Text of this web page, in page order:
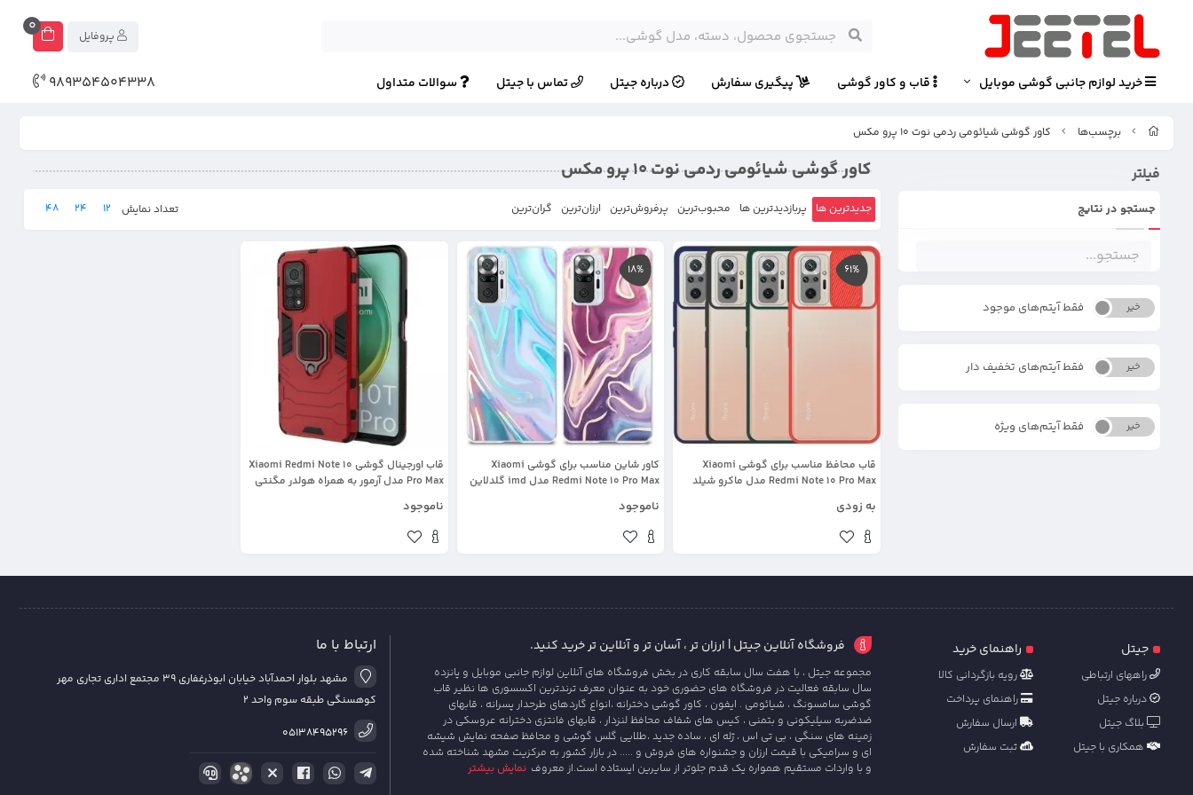
0
خرید لوازم جانبی گوشی موبایل قاب و کاور گوشی پیگیری سفارش درباره جیتل تماس با جیتل سوالات متداول 989354504338
برچسب‌ها کاور گوشی شیائومی ردمی نوت 10 پرو مکس
فیلتر
جستجو در نتایج
بله خیر فقط آیتم‌های موجود
بله خیر فقط آیتم‌های تخفیف دار
بله خیر فقط آیتم‌های ویژه
کاور گوشی شیائومی ردمی نوت 10 پرو مکس
جدیدترین ها پربازدیدترین ها محبوب‌‌ترین پرفروش‌ترین ارزان‌ترین گران‌ترین تعداد نمایش 12
24
48
61%
قاب محافظ مناسب برای گوشی Xiaomi
Redmi Note 10 Pro Max مدل ماکرو شیلد
به زودی
18%
کاور شاین مناسب برای گوشی Xiaomi
Redmi Note 10 Pro Max مدل imd گلدلاین
ناموجود
قاب اورجینال گوشی Xiaomi Redmi Note 10
Pro Max مدل آرمور به همراه هولدر مگنتی
ناموجود
جیتل
راههای ارتباطی
درباره جیتل
بلاگ جیتل
همکاری با جیتل
راهنمای خرید
رویه بازگردانی کالا
راهنمای پرداخت
ارسال سفارش
ثبت سفارش
فروشگاه آنلاین جیتل | ارزان تر ، آسان تر و آنلاین تر خرید کنید.
مجموعه جیتل ، با هفت سال سابقه کاری در بخش فروشگاه های آنلاین لوازم جانبی موبایل و پانزده
سال سابقه فعالیت در فروشگاه های حضوری خود به عنوان معرف ترندترین اکسسوری ها نظیر قاب
گوشی سامسونگ ، شیائومی . ایفون ، کاور گوشی دخترانه ،انواع گاردهای طرحدار پسرانه ، قابهای
ضدضربه سیلیکونی و بتمنی ، کیس های شفاف محافظ لنزدار ، قابهای فانتزی دخترانه عروسکی در
زمینه های سنگی ، بی تی اس ، ژله ای ، ساده جدید ،طلایی گلس گوشی و محافظ صفحه نمایش شیشه
ای و سرامیکی با قیمت ارزان و جشنواره های فروش و ..... در بازار کشور به مرکزیت مشهد شناخته شده
و با واردات مستقیم همواره یک قدم جلوتر از سایرین ایستاده است.از معروف نمایش بیشتر
ارتباط با ما
مشهد بلوار احمدآباد خیابان ابوذرغفاری 39 مجتمع اداری تجاری مهر
کوهسنگی طبقه سوم واحد 2
05138495296